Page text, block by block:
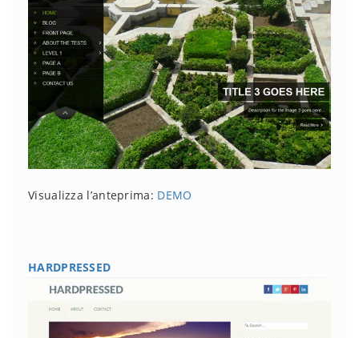
Visualizza l’anteprima: DEMO
HARDPRESSED